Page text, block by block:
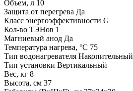
Объем, л 10
Защита от перегрева Да
Класс энергоэффективности G
Кол-во ТЭНов 1
Магниевый анод Да
Температура нагрева, °С 75
Тип водонагревателя Накопительный
Тип установки Вертикальный
Вес, кг 8
Высота, см 37